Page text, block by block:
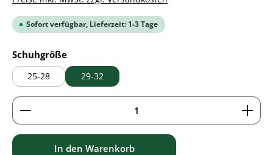
Sofort verfügbar, Lieferzeit: 1-3 Tage
Schuhgrößeauswählen
25-28 29-32
Produkt Anzahl: Gib den gewünschten Wert ein
In den Warenkorb